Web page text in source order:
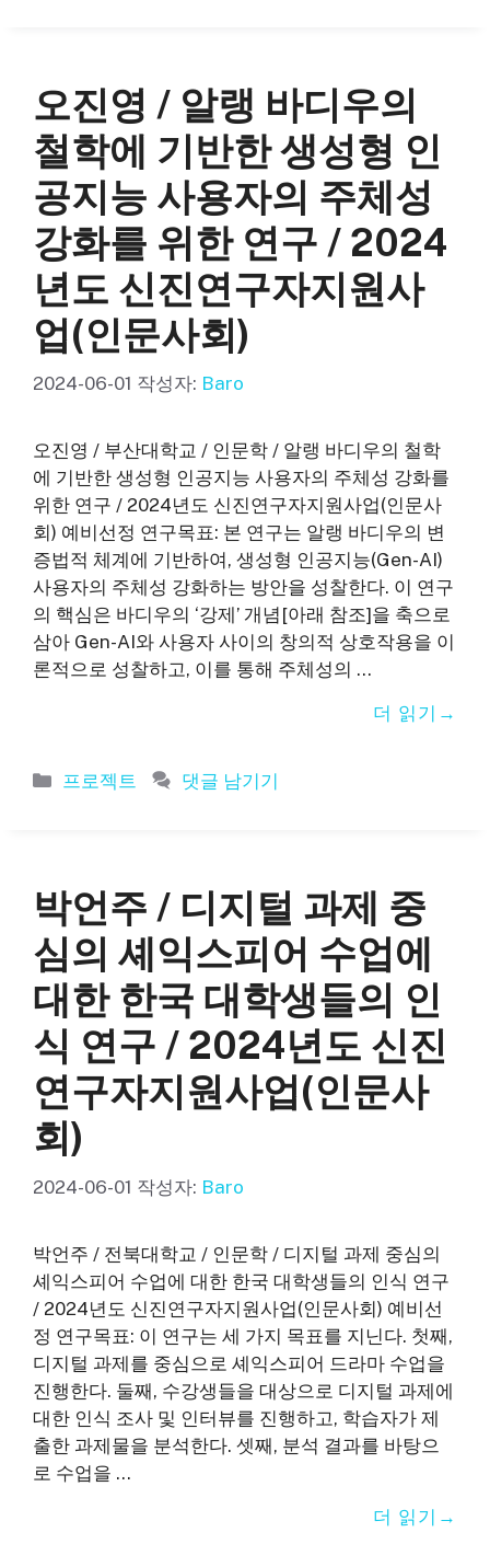
오진영 / 알랭 바디우의
철학에 기반한 생성형 인
공지능 사용자의 주체성
강화를 위한 연구 / 2024
년도 신진연구자지원사
업(인문사회)
2024-06-01 작성자: Baro
오진영 / 부산대학교 / 인문학 / 알랭 바디우의 철학
에 기반한 생성형 인공지능 사용자의 주체성 강화를
위한 연구 / 2024년도 신진연구자지원사업(인문사
회) 예비선정 연구목표: 본 연구는 알랭 바디우의 변
증법적 체계에 기반하여, 생성형 인공지능(Gen-AI)
사용자의 주체성 강화하는 방안을 성찰한다. 이 연구
의 핵심은 바디우의 ‘강제’ 개념[아래 참조]을 축으로
삼아 Gen-AI와 사용자 사이의 창의적 상호작용을 이
론적으로 성찰하고, 이를 통해 주체성의 …
더 읽기
카
프로젝트 댓글 남기기
박언주 / 디지털 과제 중
심의 셰익스피어 수업에
대한 한국 대학생들의 인
식 연구 / 2024년도 신진
연구자지원사업(인문사
회)
2024-06-01 작성자: Baro
박언주 / 전북대학교 / 인문학 / 디지털 과제 중심의
셰익스피어 수업에 대한 한국 대학생들의 인식 연구
/ 2024년도 신진연구자지원사업(인문사회) 예비선
정 연구목표: 이 연구는 세 가지 목표를 지닌다. 첫째,
디지털 과제를 중심으로 셰익스피어 드라마 수업을
진행한다. 둘째, 수강생들을 대상으로 디지털 과제에
대한 인식 조사 및 인터뷰를 진행하고, 학습자가 제
출한 과제물을 분석한다. 셋째, 분석 결과를 바탕으
로 수업을 …
더 읽기